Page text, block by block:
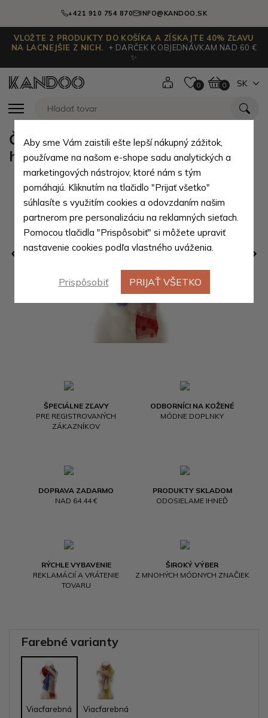
+421 910 754 870 INFO@KANDOO.SK
VLOŽTE 2 PRODUKTY DO KOŠÍKA A ZÍSKAJTE 40% ZĽAVU
NA LACNEJŠIE Z NICH.
+ DARČEK K OBJEDNÁVKAM NAD 60 €
✨
0 0 SK
ŠPECIÁLNE ZĽAVY
PRE REGISTROVANÝCH
ZÁKAZNÍKOV
ODBORNÍCI NA KOŽENÉ
MÓDNE DOPLNKY
DOPRAVA ZADARMO
NAD 64.44 €
PRODUKTY SKLADOM
ODOSIELAME IHNEĎ
RÝCHLE VYBAVENIE
REKLAMÁCIÍ A VRÁTENIE
TOVARU
ŠIROKÝ VÝBER
Z MNOHÝCH MÓDNYCH ZNAČIEK
Červenomodrá dámska elegantná
hodvábna šatka Caroline
Farebné varianty
Viacfarebná Viacfarebná
Aby sme Vám zaistili ešte lepší nákupný zážitok,
používame na našom e-shope sadu analytických a
marketingových nástrojov, ktoré nám s tým
pomáhajú. Kliknutím na tlačidlo "Prijať všetko"
súhlasíte s využitím cookies a odovzdaním našim
partnerom pre personalizáciu na reklamných sieťach.
Pomocou tlačidla "Prispôsobiť" si môžete upraviť
nastavenie cookies podľa vlastného uváženia.
Prispôsobiť PRIJAŤ VŠETKO